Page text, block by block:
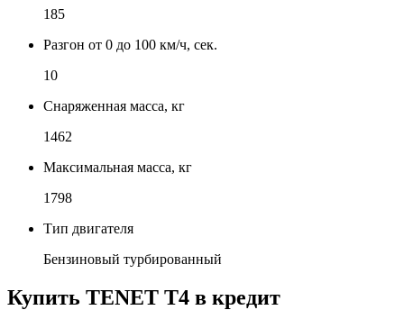
185
Разгон от 0 до 100 км/ч, сек.
10
Снаряженная масса, кг
1462
Максимальная масса, кг
1798
Тип двигателя
Бензиновый турбированный
Купить TENET T4 в кредит